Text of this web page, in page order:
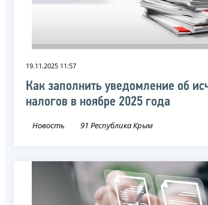
19.11.2025 11:57
Как заполнить уведомление об
налогов в ноябре 2025 года
Новость 91 Республика Крым